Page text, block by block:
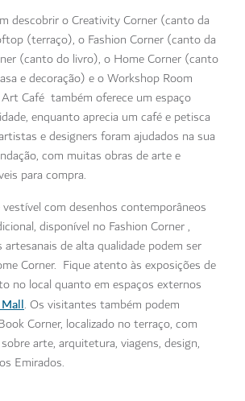
descobrir o Creativity Corner (canto da
(terraço), o Fashion Corner (canto da
(canto do livro), o Home Corner (canto
e decoração) e o Workshop Room
Café também oferece um espaço
enquanto aprecia um café e petisca
e designers foram ajudados na sua
com muitas obras de arte e
para compra.
com desenhos contemporâneos
disponível no Fashion Corner ,
de alta qualidade podem ser
Corner. Fique atento às exposições de
no local quanto em espaços externos
. Os visitantes também podem
Corner, localizado no terraço, com
arte, arquitetura, viagens, design,
Emirados.